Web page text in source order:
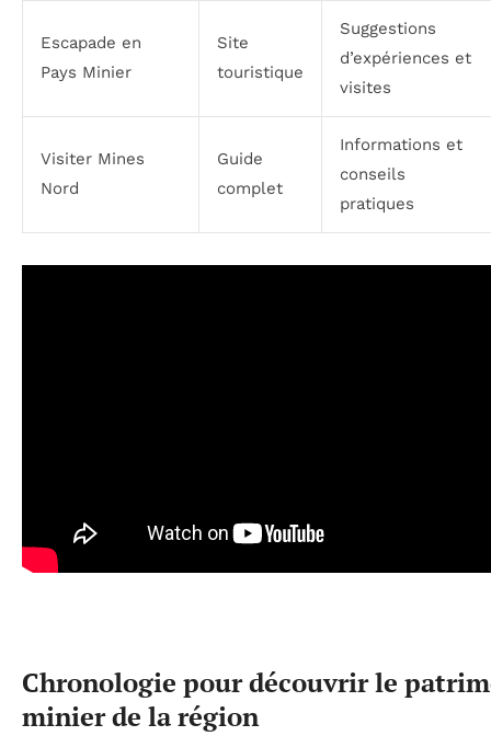
Escapade en
Pays Minier
Site
touristique
Suggestions
d’expériences et
visites
Visiter Mines
Nord
Guide
complet
Informations et
conseils
pratiques
Chronologie pour découvrir le
minier de la région